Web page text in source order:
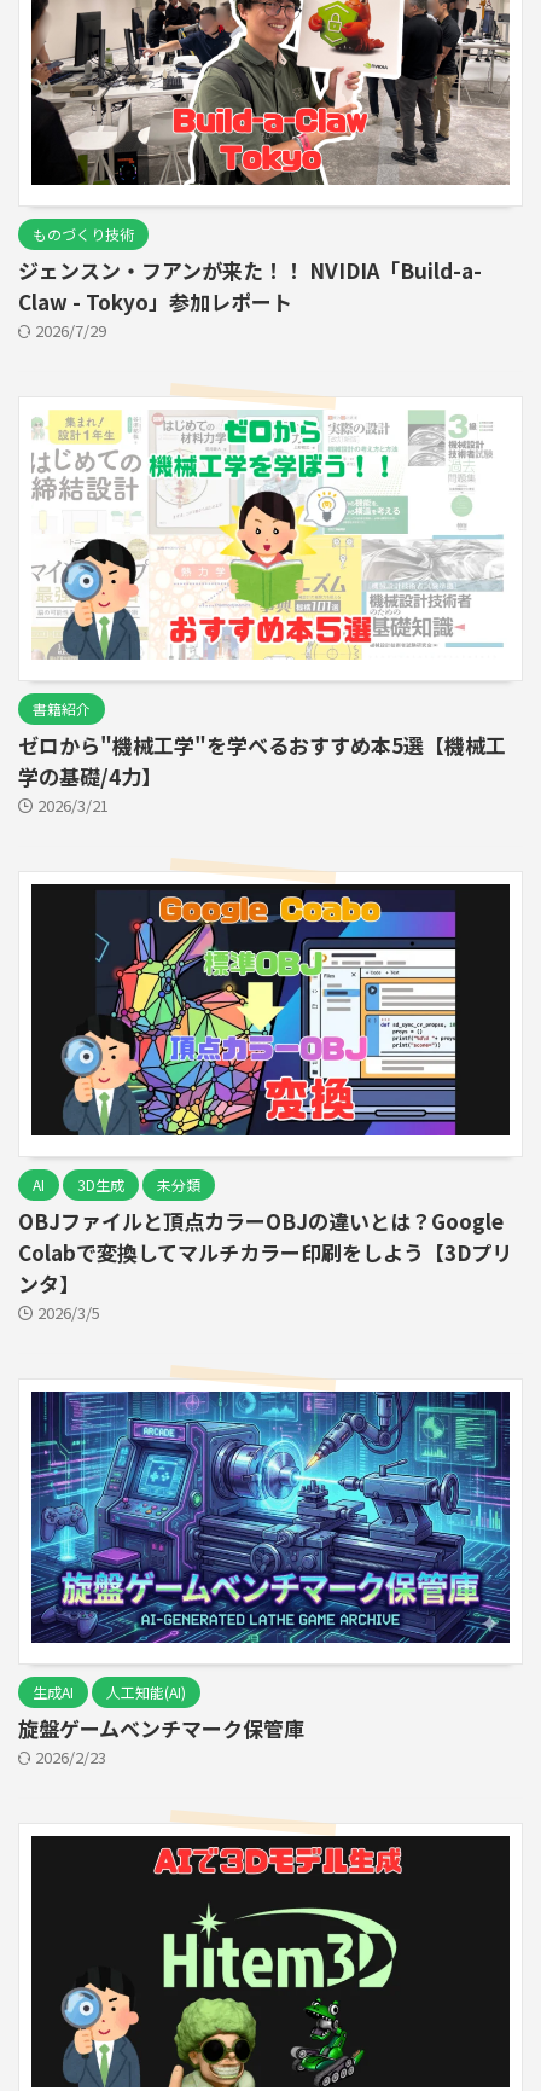
ものづくり技術
ジェンスン・フアンが来た！！ NVIDIA「Build-a-
Claw - Tokyo」参加レポート
2026/7/29
書籍紹介
ゼロから"機械工学"を学べるおすすめ本5選【機械工
学の基礎/4力】
2026/3/21
AI 3D生成 未分類
OBJファイルと頂点カラーOBJの違いとは？Google
Colabで変換してマルチカラー印刷をしよう【3Dプリ
ンタ】
2026/3/5
生成AI 人工知能(AI)
旋盤ゲームベンチマーク保管庫
2026/2/23